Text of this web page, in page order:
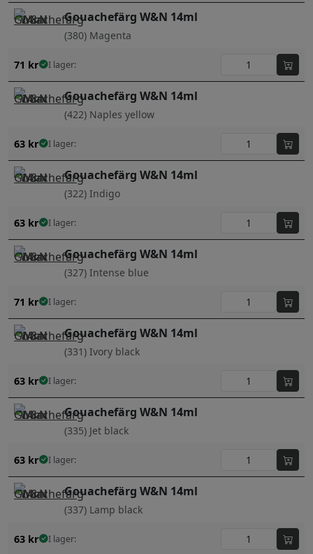
Gouachefärg W&N 14ml
(380) Magenta
71 kr I lager:
Gouachefärg W&N 14ml
(422) Naples yellow
63 kr I lager:
Gouachefärg W&N 14ml
(322) Indigo
63 kr I lager:
Gouachefärg W&N 14ml
(327) Intense blue
71 kr I lager:
Gouachefärg W&N 14ml
(331) Ivory black
63 kr I lager:
Gouachefärg W&N 14ml
(335) Jet black
63 kr I lager:
Gouachefärg W&N 14ml
(337) Lamp black
63 kr I lager: